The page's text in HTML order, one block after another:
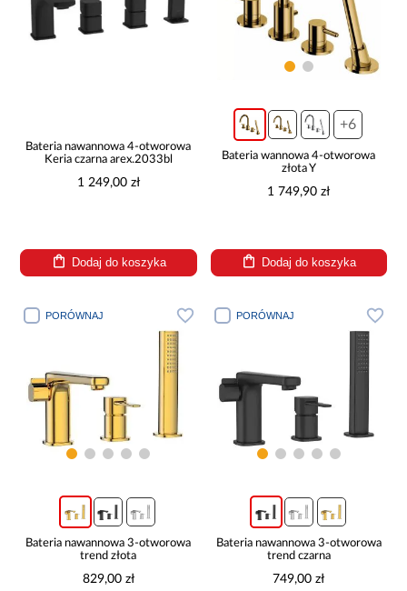
Bateria nawannowa 4-otworowa
Keria czarna arex.2033bl
1 249,00 zł
Dodaj do koszyka
+6
Bateria wannowa 4-otworowa
złota Y
1 749,90 zł
Dodaj do koszyka
PORÓWNAJ
Bateria nawannowa 3-otworowa
trend złota
829,00 zł
PORÓWNAJ
Bateria nawannowa 3-otworowa
trend czarna
749,00 zł